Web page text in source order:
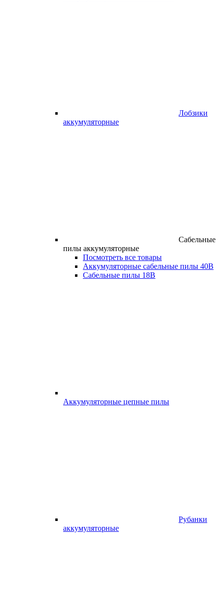
Лобзики
аккумуляторные
Сабельные
пилы аккумуляторные
Посмотреть все товары
Аккумуляторные сабельные пилы 40В
Сабельные пилы 18В
Аккумуляторные цепные пилы
Рубанки
аккумуляторные